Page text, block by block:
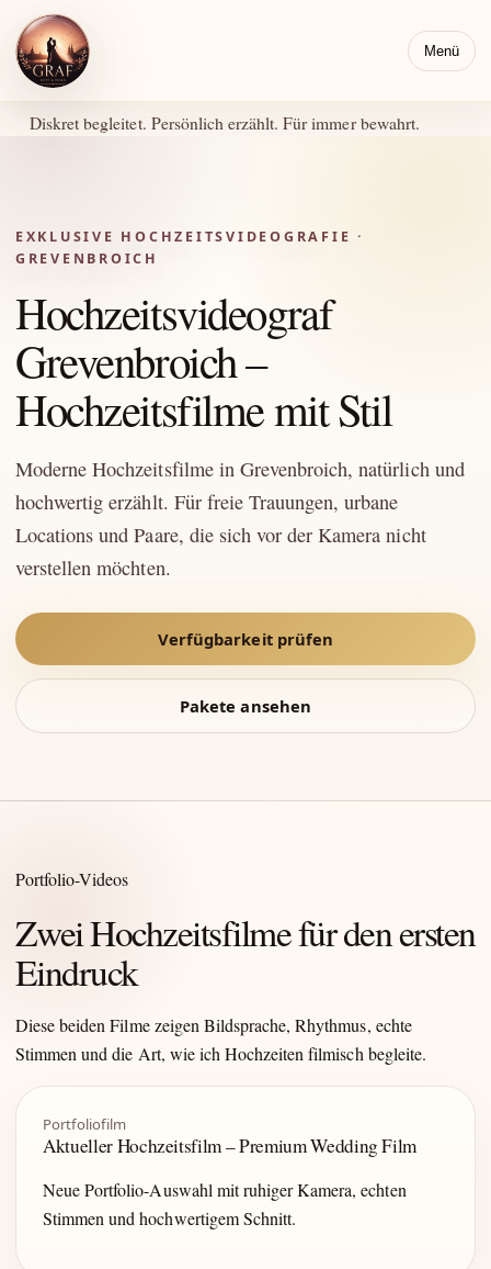
Menü
Diskret begleitet. Persönlich erzählt. Für immer bewahrt.
EXKLUSIVE HOCHZEITSVIDEOGRAFIE ·
GREVENBROICH
Hochzeitsvideograf
Grevenbroich –
Hochzeitsfilme mit Stil
Moderne Hochzeitsfilme in Grevenbroich, natürlich und
hochwertig erzählt. Für freie Trauungen, urbane
Locations und Paare, die sich vor der Kamera nicht
verstellen möchten.
Verfügbarkeit prüfen
Pakete ansehen
Portfolio-Videos
Zwei Hochzeitsfilme für den ersten
Eindruck
Diese beiden Filme zeigen Bildsprache, Rhythmus, echte
Stimmen und die Art, wie ich Hochzeiten filmisch begleite.
Portfoliofilm
Aktueller Hochzeitsfilm – Premium Wedding Film
Neue Portfolio-Auswahl mit ruhiger Kamera, echten
Stimmen und hochwertigem Schnitt.